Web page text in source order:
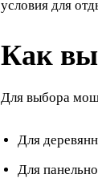
условия для
Как
Для выбора
Для
Для